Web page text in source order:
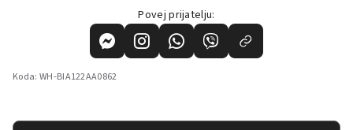
Povej prijatelju:
Koda: WH-BIA122AA0862